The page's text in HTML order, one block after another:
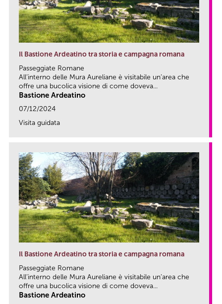
Il Bastione Ardeatino tra storia e campagna romana
Passeggiate Romane
All’interno delle Mura Aureliane è visitabile un’area che
offre una bucolica visione di come doveva...
Bastione Ardeatino
07/12/2024
Visita guidata
Il Bastione Ardeatino tra storia e campagna romana
Passeggiate Romane
All’interno delle Mura Aureliane è visitabile un’area che
offre una bucolica visione di come doveva...
Bastione Ardeatino